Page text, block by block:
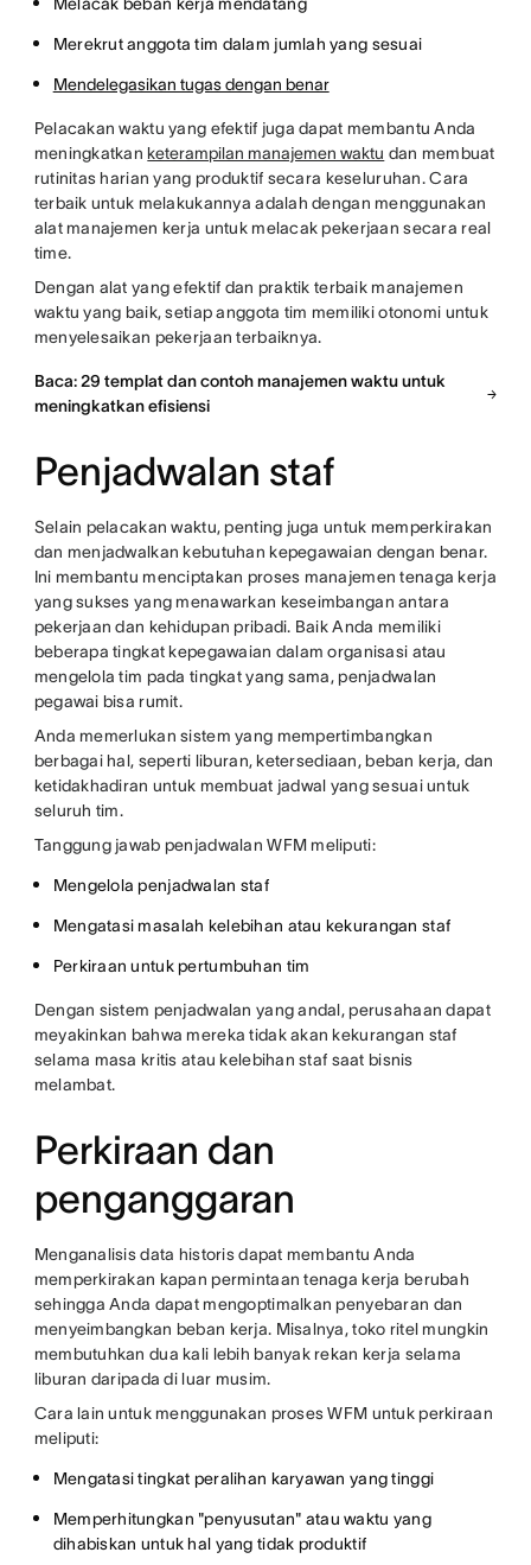
Melacak beban kerja mendatang
Merekrut anggota tim dalam jumlah yang sesuai
Mendelegasikan tugas dengan benar
Pelacakan waktu yang efektif juga dapat membantu Anda
meningkatkan keterampilan manajemen waktu dan membuat
rutinitas harian yang produktif secara keseluruhan. Cara
terbaik untuk melakukannya adalah dengan menggunakan
alat manajemen kerja untuk melacak pekerjaan secara real
time.
Dengan alat yang efektif dan praktik terbaik manajemen
waktu yang baik, setiap anggota tim memiliki otonomi untuk
menyelesaikan pekerjaan terbaiknya.
Baca: 29 templat dan contoh manajemen waktu untuk
meningkatkan efisiensi
Penjadwalan staf
Selain pelacakan waktu, penting juga untuk memperkirakan
dan menjadwalkan kebutuhan kepegawaian dengan benar.
Ini membantu menciptakan proses manajemen tenaga kerja
yang sukses yang menawarkan keseimbangan antara
pekerjaan dan kehidupan pribadi. Baik Anda memiliki
beberapa tingkat kepegawaian dalam organisasi atau
mengelola tim pada tingkat yang sama, penjadwalan
pegawai bisa rumit.
Anda memerlukan sistem yang mempertimbangkan
berbagai hal, seperti liburan, ketersediaan, beban kerja, dan
ketidakhadiran untuk membuat jadwal yang sesuai untuk
seluruh tim.
Tanggung jawab penjadwalan WFM meliputi:
Mengelola penjadwalan staf
Mengatasi masalah kelebihan atau kekurangan staf
Perkiraan untuk pertumbuhan tim
Dengan sistem penjadwalan yang andal, perusahaan dapat
meyakinkan bahwa mereka tidak akan kekurangan staf
selama masa kritis atau kelebihan staf saat bisnis
melambat.
Perkiraan dan
penganggaran
Menganalisis data historis dapat membantu Anda
memperkirakan kapan permintaan tenaga kerja berubah
sehingga Anda dapat mengoptimalkan penyebaran dan
menyeimbangkan beban kerja. Misalnya, toko ritel mungkin
membutuhkan dua kali lebih banyak rekan kerja selama
liburan daripada di luar musim.
Cara lain untuk menggunakan proses WFM untuk perkiraan
meliputi:
Mengatasi tingkat peralihan karyawan yang tinggi
Memperhitungkan "penyusutan" atau waktu yang
dihabiskan untuk hal yang tidak produktif